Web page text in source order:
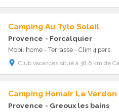
Camping Au Tylo Soleil
Provence - Forcalquier
Mobil home - Terrasse - Clim 4 pers.
Club vacances situé à 38.6 km de
Camping Homair Le Verdon
Provence - Greoux les bains